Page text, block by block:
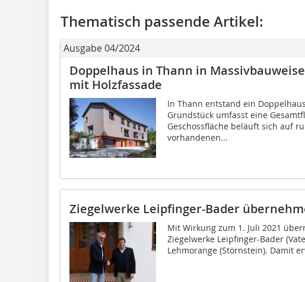
Thematisch passende Artikel:
Ausgabe 04/2024
Doppelhaus in Thann in
mit Holzfassade
In Thann entstand ein
Grundstück umfasst eine
Geschossfläche beläuft sich auf
vorhandenen...
Ziegelwerke Leipfinger-Bader
Mit Wirkung zum 1. Juli 2021
Ziegelwerke Leipfinger-Bader
Lehmorange (Störnstein). Damit